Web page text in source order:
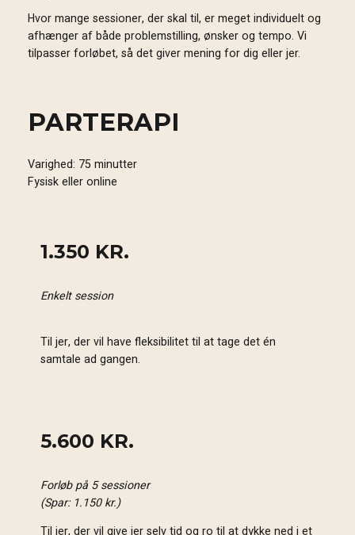
Hvor mange sessioner, der skal til, er meget individuelt og
afhænger af både problemstilling, ønsker og tempo. Vi
tilpasser forløbet, så det giver mening for dig eller jer.
PARTERAPI
Varighed: 75 minutter
Fysisk eller online
1.350 KR.
Enkelt session
Til jer, der vil have fleksibilitet til at tage det én
samtale ad gangen.
5.600 KR.
Forløb på 5 sessioner
(Spar: 1.150 kr.)
Til jer, der vil give jer selv tid og ro til at dykke ned i et